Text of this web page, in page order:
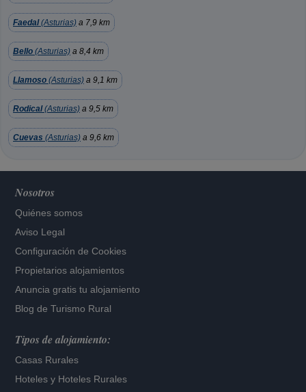
Faedal(Asturias) a 7,9 km
Bello (Asturias) a 8,4 km
Llamoso (Asturias) a 9,1 km
Rodical(Asturias) a 9,5 km
Cuevas (Asturias) a 9,6 km
Nosotros
Quiénes somos
Aviso Legal
Configuración de Cookies
Propietarios alojamientos
Anuncia gratis tu alojamiento
Blog de Turismo Rural
Tipos de alojamiento:
Casas Rurales
Hoteles y Hoteles Rurales